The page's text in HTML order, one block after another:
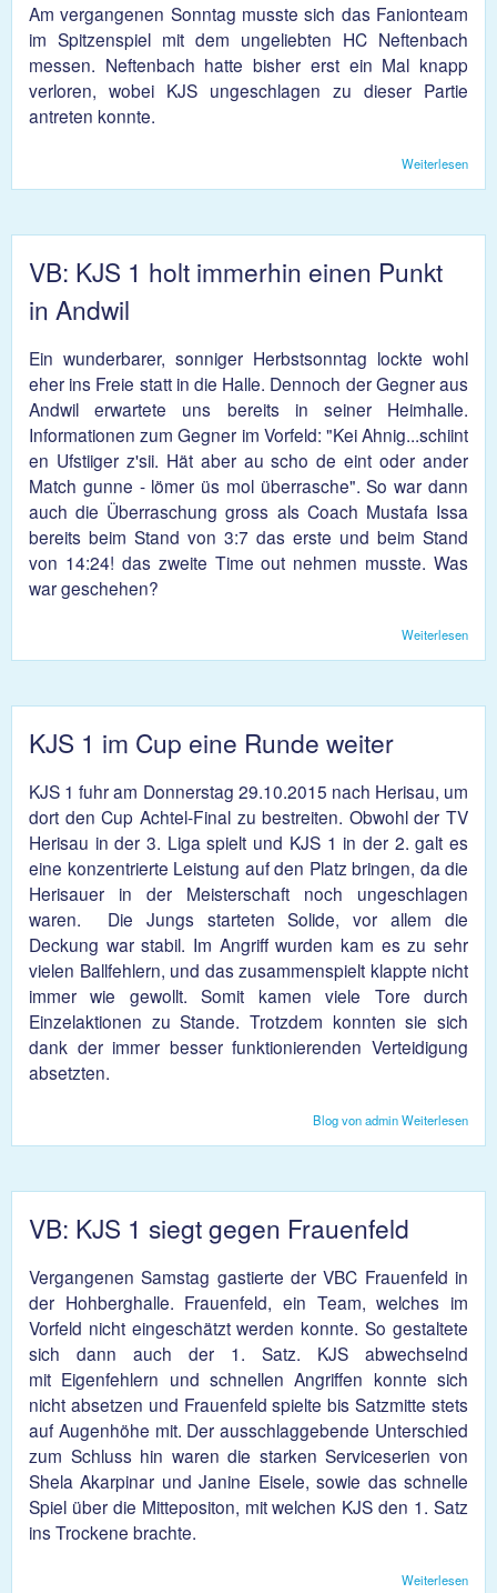
Am vergangenen Sonntag musste sich das Fanionteam
im Spitzenspiel mit dem ungeliebten HC Neftenbach
messen. Neftenbach hatte bisher erst ein Mal knapp
verloren, wobei KJS ungeschlagen zu dieser Partie
antreten konnte.
Weiterlesen
VB: KJS 1 holt immerhin einen Punkt
in Andwil
Ein wunderbarer, sonniger Herbstsonntag lockte wohl
eher ins Freie statt in die Halle. Dennoch der Gegner aus
Andwil erwartete uns bereits in seiner Heimhalle.
Informationen zum Gegner im Vorfeld: "Kei Ahnig...schiint
en Ufstiiger z'sii. Hät aber au scho de eint oder ander
Match gunne - lömer üs mol überrasche". So war dann
auch die Überraschung gross als Coach Mustafa Issa
bereits beim Stand von 3:7 das erste und beim Stand
von 14:24! das zweite Time out nehmen musste. Was
war geschehen?
Weiterlesen
einen
KJS 1 im Cup eine Runde weiter
KJS 1 fuhr am Donnerstag 29.10.2015 nach Herisau, um
dort den Cup Achtel-Final zu bestreiten. Obwohl der TV
Herisau in der 3. Liga spielt und KJS 1 in der 2. galt es
eine konzentrierte Leistung auf den Platz bringen, da die
Herisauer in der Meisterschaft noch ungeschlagen
waren. Die Jungs starteten Solide, vor allem die
Deckung war stabil. Im Angriff wurden kam es zu sehr
vielen Ballfehlern, und das zusammenspielt klappte nicht
immer wie gewollt. Somit kamen viele Tore durch
Einzelaktionen zu Stande. Trotzdem konnten sie sich
dank der immer besser funktionierenden Verteidigung
absetzten.
Weiterlesen
eine
Blog von admin
VB: KJS 1 siegt gegen Frauenfeld
Vergangenen Samstag gastierte der VBC Frauenfeld in
der Hohberghalle. Frauenfeld, ein Team, welches im
Vorfeld nicht eingeschätzt werden konnte. So gestaltete
sich dann auch der 1. Satz. KJS abwechselnd
mit Eigenfehlern und schnellen Angriffen konnte sich
nicht absetzen und Frauenfeld spielte bis Satzmitte stets
auf Augenhöhe mit. Der ausschlaggebende Unterschied
zum Schluss hin waren die starken Serviceserien von
Shela Akarpinar und Janine Eisele, sowie das schnelle
Spiel über die Mittepositon, mit welchen KJS den 1. Satz
ins Trockene brachte.
Weiterlesen